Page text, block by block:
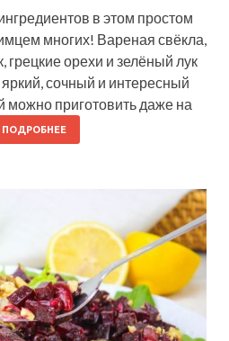
в этом простом
многих! Вареная свёкла,
грецкие орехи и зелёный лук
сочный и интересный
можно приготовить даже на
ПОДРОБНЕЕ